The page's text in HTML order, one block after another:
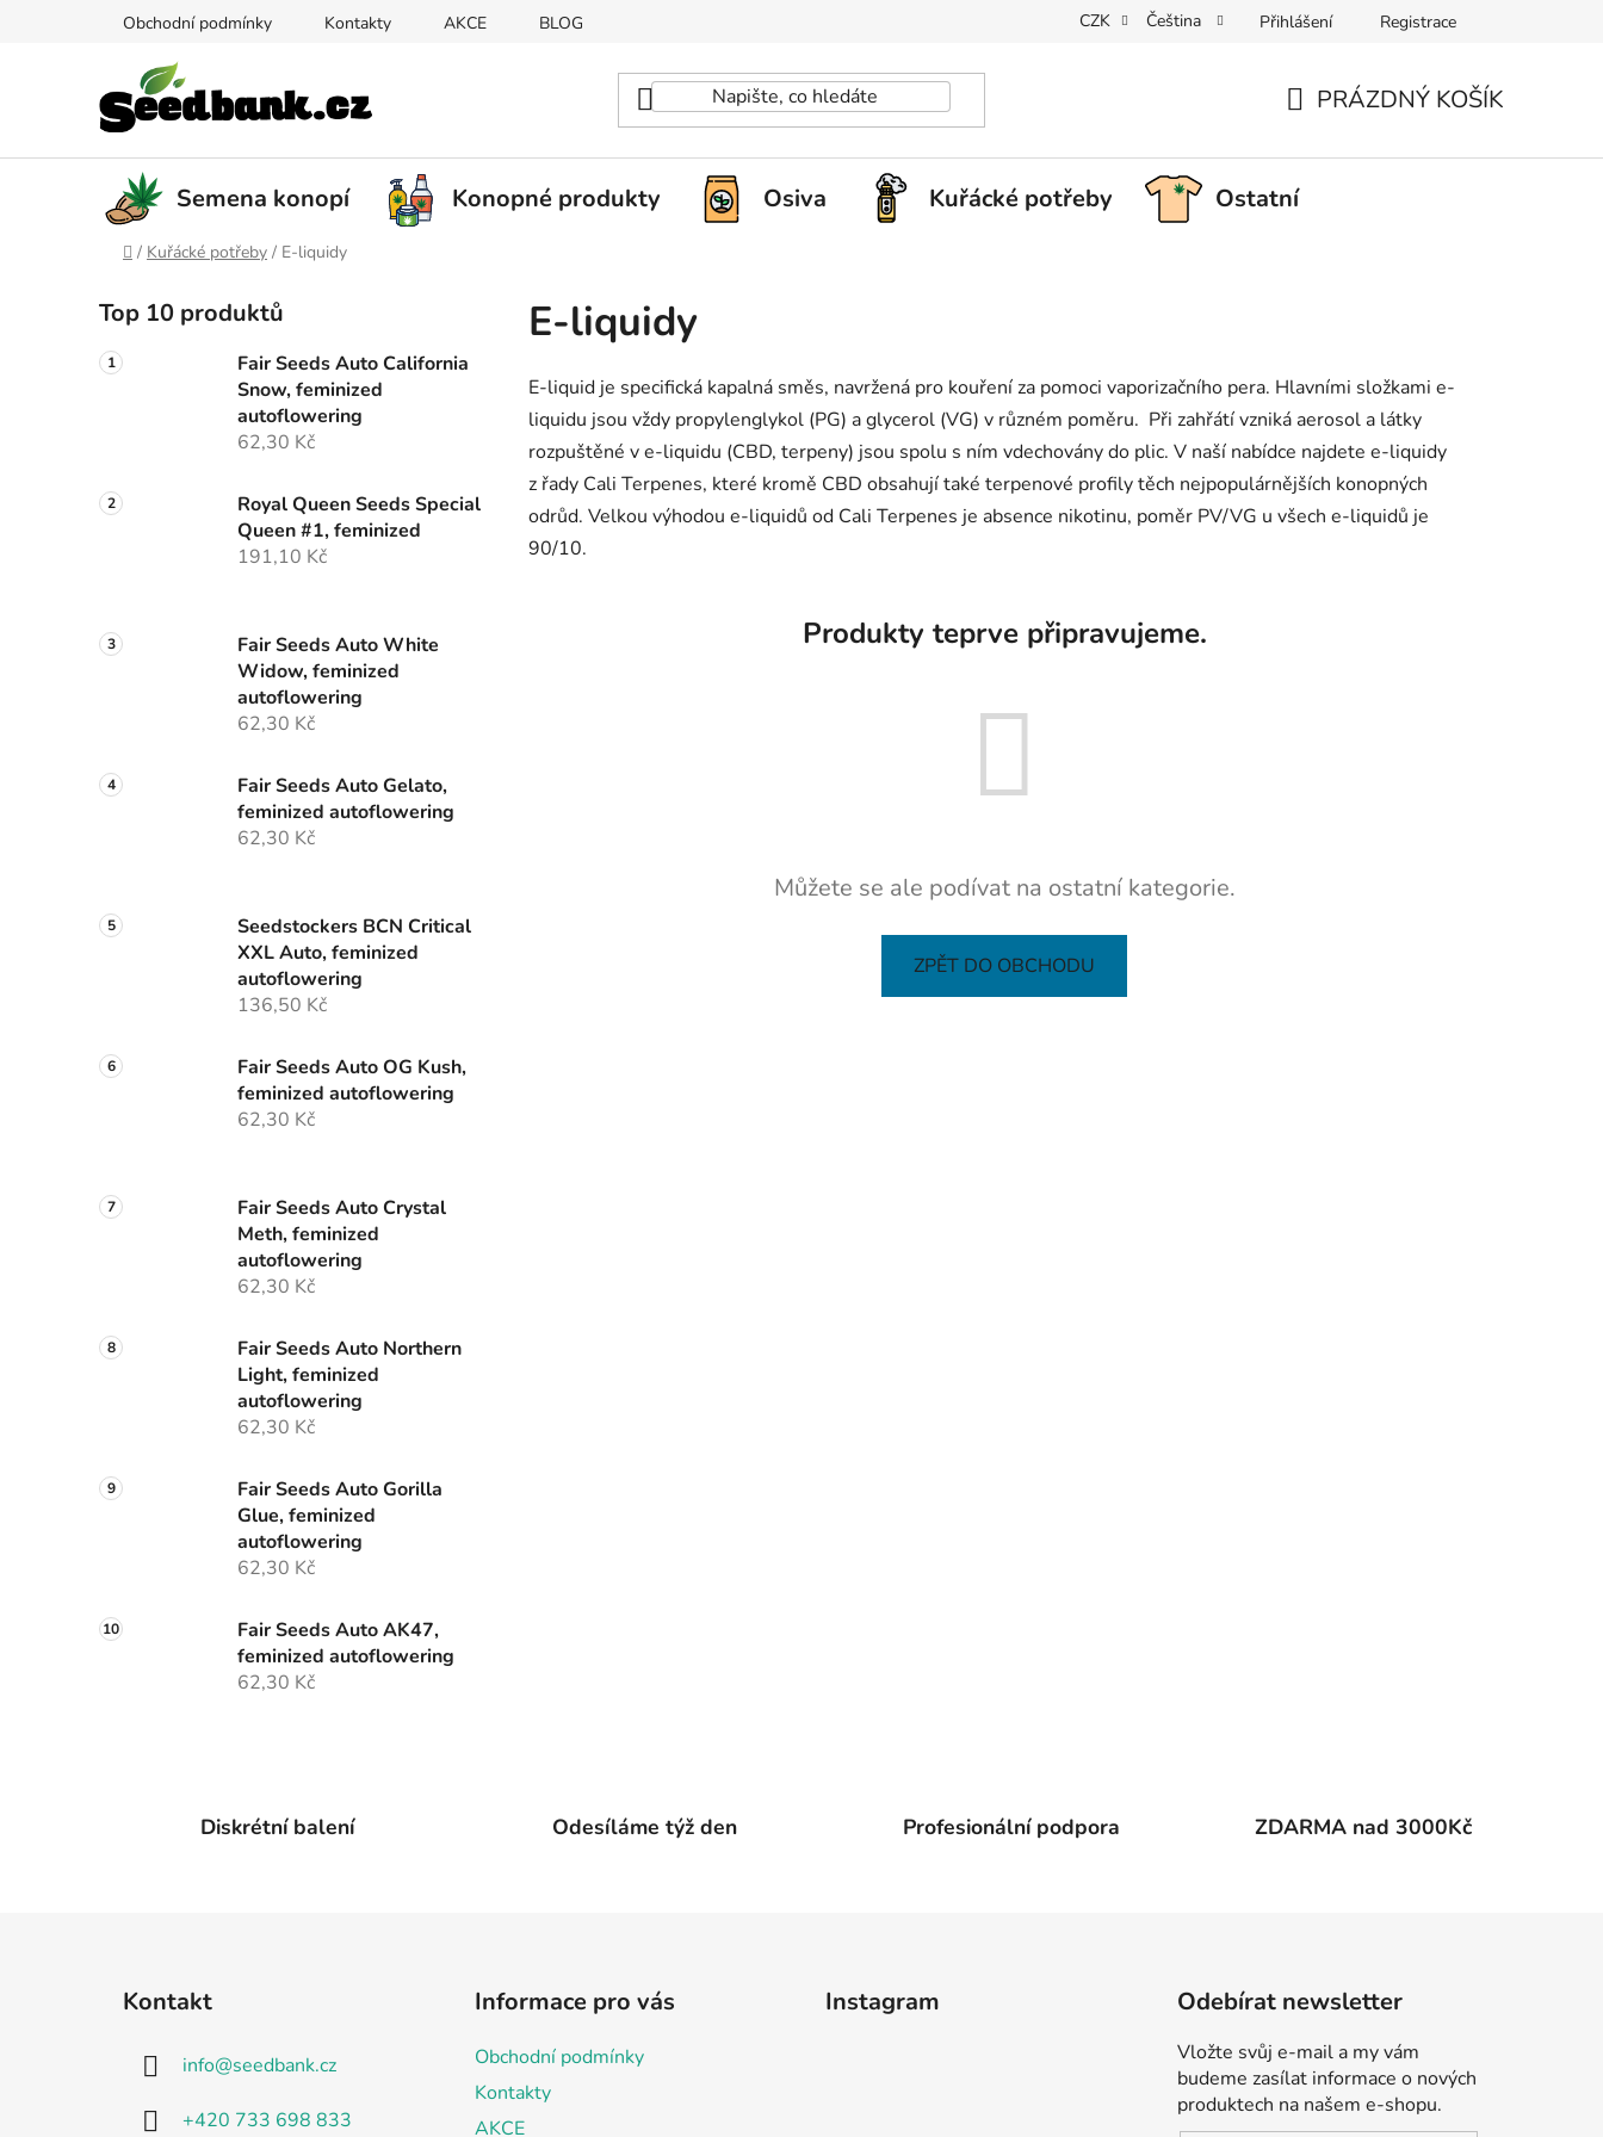
Obchodní podmínky Kontakty AKCE BLOG CZK Čeština Přihlášení Registrace
KOŠÍK
PRÁZDNÝ KOŠÍK
Semena konopí Konopné produkty Osiva Kuřácké potřeby Ostatní
Domů
/ Kuřácké potřeby / E-liquidy
o
s
t
n
n
e
Top 10 produktů
Fair Seeds Auto California
Snow, feminized
autoflowering
62,30 Kč
Royal Queen Seeds Special
Queen #1, feminized
191,10 Kč
Fair Seeds Auto White
Widow, feminized
autoflowering
62,30 Kč
Fair Seeds Auto Gelato,
feminized autoflowering
62,30 Kč
Seedstockers BCN Critical
XXL Auto, feminized
autoflowering
136,50 Kč
Fair Seeds Auto OG Kush,
feminized autoflowering
62,30 Kč
Fair Seeds Auto Crystal
Meth, feminized
autoflowering
62,30 Kč
Fair Seeds Auto Northern
Light, feminized
autoflowering
62,30 Kč
Fair Seeds Auto Gorilla
Glue, feminized
autoflowering
62,30 Kč
Fair Seeds Auto AK47,
feminized autoflowering
62,30 Kč
E-liquidy
E-liquid je specifická kapalná směs, navržená pro kouření za pomoci vaporizačního pera. Hlavními složkami e-
liquidu jsou vždy propylenglykol (PG) a glycerol (VG) v různém poměru. Při zahřátí vzniká aerosol a látky
rozpuštěné v e-liquidu (CBD, terpeny) jsou spolu s ním vdechovány do plic. V naší nabídce najdete e-liquidy
z řady Cali Terpenes, které kromě CBD obsahují také terpenové profily těch nejpopulárnějších konopných
odrůd. Velkou výhodou e-liquidů od Cali Terpenes je absence nikotinu, poměr PV/VG u všech e-liquidů je
90/10.
Produkty teprve připravujeme.
Můžete se ale podívat na ostatní kategorie.
ZPĚT DO OBCHODU
Diskrétní balení Odesíláme týž den Profesionální podpora ZDARMA nad 3000Kč
Kontakt
info@seedbank.cz
+420 733 698 833
Informace pro vás
Obchodní podmínky
Kontakty
AKCE
Instagram Odebírat newsletter
Vložte svůj e-mail a my vám
budeme zasílat informace o nových
produktech na našem e-shopu.